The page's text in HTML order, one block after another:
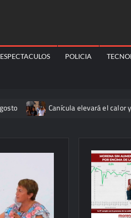
ESPECTACULOS POLICIA
Canícula elevará el calor y el